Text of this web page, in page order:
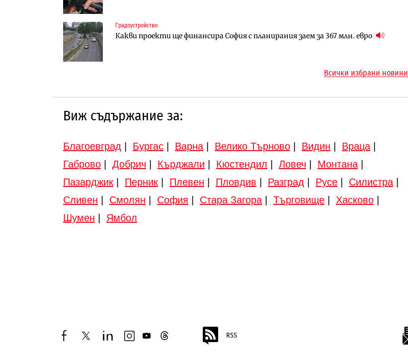
Градоустройство
Какви проекти ще финансира София с планирания заем за 367 млн. евро
Градоустройство
Шест кандидата с интерес към надзора на двете метростанции в „Люлин“
Инфраструктура
Вторият мост над Варненското езеро става част от бъдещата магистрала
Всички избрани новини
Виж съдържание за:
Благоевград Бургас Варна Велико Търново Видин Враца
Габрово
Добрич Кърджали Кюстендил Ловеч Монтана
Пазарджик
Перник Плевен Пловдив Разград Русе Силистра
Сливен
Смолян София Стара Загора Търговище Хасково
Шумен
Ямбол
facebooktwitterlinkedininstagram
youtubethreads RSS